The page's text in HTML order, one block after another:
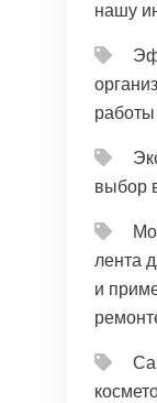
нашу
выбор
лента
и